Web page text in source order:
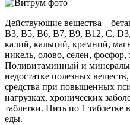
Действующие вещества –
В3, В5, В6, В7, В9, В12, С,
калий, кальций, кремний,
никель, олово, селен,
Поливитаминный и
недостатке полезных
средства при повышенных
нагрузках, хронических
таблетки. Пить по 1 таблетке
еды.